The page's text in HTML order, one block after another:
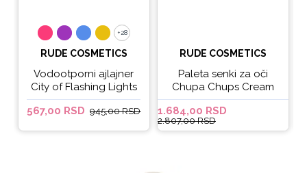
+28
+28
RUDE COSMETICS
Vodootporni ajlajner
City of Flashing Lights
Micro Retractable Liner
- It's Lit
567,00 RSD 945,00 RSD
RUDE COSMETICS
Paleta senki za oči
Chupa Chups Cream
Soda
1.684,00 RSD
2.807,00 RSD